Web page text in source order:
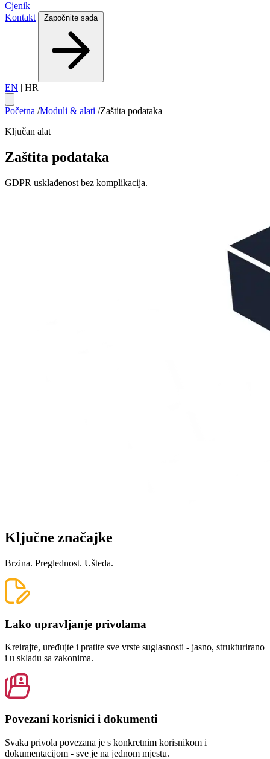
Cjenik
Kontakt
Započnite sada
EN | HR
Početna /Moduli & alati /Zaštita podataka
Ključan alat
Zaštita podataka
GDPR usklađenost bez komplikacija.
Ključne značajke
Brzina. Preglednost. Ušteda.
Lako upravljanje privolama
Kreirajte, uređujte i pratite sve vrste suglasnosti - jasno, strukturirano
i u skladu sa zakonima.
Povezani korisnici i dokumenti
Svaka privola povezana je s konkretnim korisnikom i
dokumentacijom - sve je na jednom mjestu.